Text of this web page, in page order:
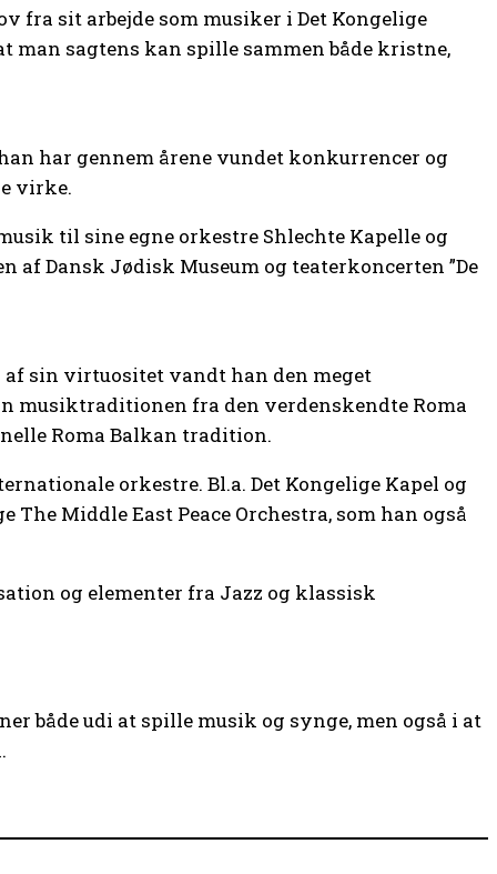
fra sit arbejde som musiker i Det Kongelige
man sagtens kan spille sammen både kristne,
har gennem årene vundet konkurrencer og
virke.
til sine egne orkestre Shlech­te Kapelle og
Dansk Jødisk Museum og teaterkoncerten ”De
af sin virtuositet vandt han den meget
musiktraditionen fra den verdenskendte Roma
Roma Balkan tradition.
orkestre. Bl.a. Det Kongelige Kapel og
Middle East Peace Orchestra, som han også
og elementer fra Jazz og klassisk
både udi at spille musik og synge, men også i at